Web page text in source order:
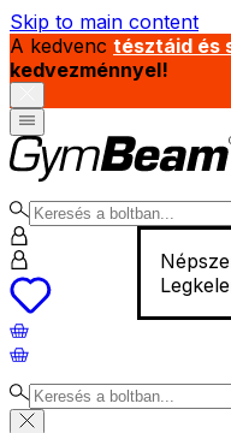
Skip to main content
A kedvenc tésztáid és
kedvezménnyel!